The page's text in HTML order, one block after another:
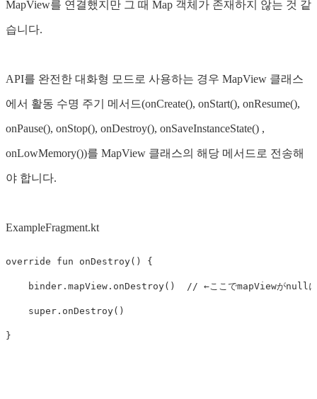
MapView를 연결했지만 그 때 Map 객체가 존재하지 않는 것 같
습니다.
API를 완전한 대화형 모드로 사용하는 경우 MapView 클래스
에서 활동 수명 주기 메서드(onCreate(), onStart(), onResume(),
onPause(), onStop(), onDestroy(), onSaveInstanceState() ,
onLowMemory())를 MapView 클래스의 해당 메서드로 전송해
야 합니다.
ExampleFragment.kt
override fun onDestroy() {
binder . mapView . onDestroy() // ←ここでmapViewがnullに
super . onDestroy()
}